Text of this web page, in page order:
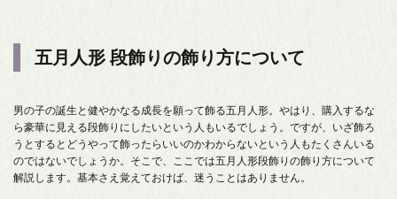
五月人形 段飾りの飾り方について
男の子の誕生と健やかなる成長を願って飾る五月人形。やはり、購入するな
ら豪華に見える段飾りにしたいという人もいるでしょう。ですが、いざ飾ろ
うとするとどうやって飾ったらいいのかわからないという人もたくさんいる
のではないでしょうか。そこで、ここでは五月人形段飾りの飾り方について
解説します。基本さえ覚えておけば、迷うことはありません。